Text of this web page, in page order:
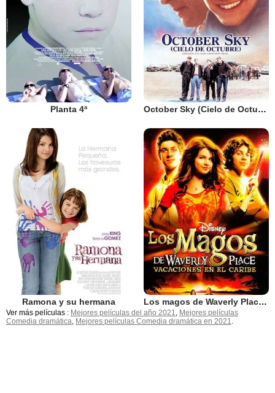
Planta 4ª October Sky (Cielo de Octubre)
Ramona y su hermana Los magos de Waverly Place. Vacaciones en el Caribe
Ver más películas : Mejores películas del año 2021
Mejores películas
Comedia dramática Mejores películas Comedia dramática en 2021